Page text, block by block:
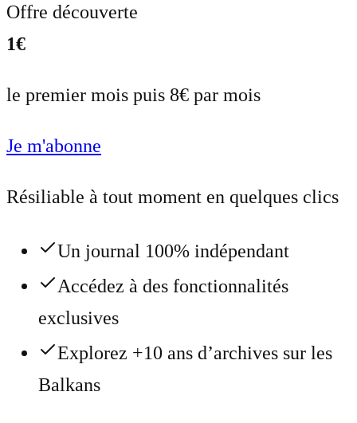
Offre découverte
1€
le premier mois puis 8€ par mois
Je m'abonne
Résiliable à tout moment en quelques clics
Un journal 100% indépendant
Accédez à des fonctionnalités
exclusives
Explorez +10 ans d’archives sur les
Balkans